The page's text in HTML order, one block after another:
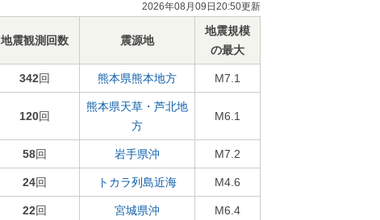
2026年08月09日20:50更新
地震観測回数 震源地
地震規模
の最大
342回 熊本県熊本地方 M7.1
120回
熊本県天草・芦北地
方
M6.1
58回 岩手県沖 M7.2
24回 トカラ列島近海 M4.6
22回 宮城県沖 M6.4